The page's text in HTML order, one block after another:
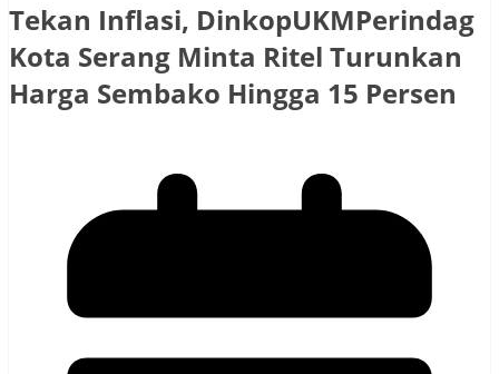
Tekan Inflasi, DinkopUKMPerindag
Kota Serang Minta Ritel Turunkan
Harga Sembako Hingga 15 Persen